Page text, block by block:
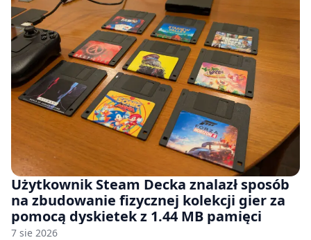
Użytkownik Steam Decka znalazł sposób
na zbudowanie fizycznej kolekcji gier za
pomocą dyskietek z 1.44 MB pamięci
7 sie 2026